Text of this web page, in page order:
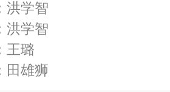
洪学智
洪学智
王璐
田雄狮